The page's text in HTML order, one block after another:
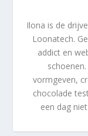
Ilona is de
Loonatech.
addict en
vormgeven,
chocolade
een dag